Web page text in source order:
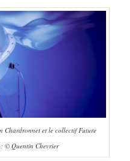
Chardronnet et le collectif Future
© Quentin Chevrier